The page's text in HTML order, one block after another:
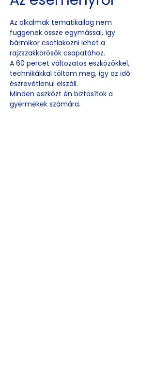
Az alkalmak tematikailag nem
függenek össze egymással, így
bármikor csatlakozni lehet a
rajzszakkörösök csapatához.
A 60 percet változatos eszközökkel,
technikákkal töltöm meg, így az idő
észrevétlenül elszáll.
Minden eszközt én biztosítok a
gyermekek számára.